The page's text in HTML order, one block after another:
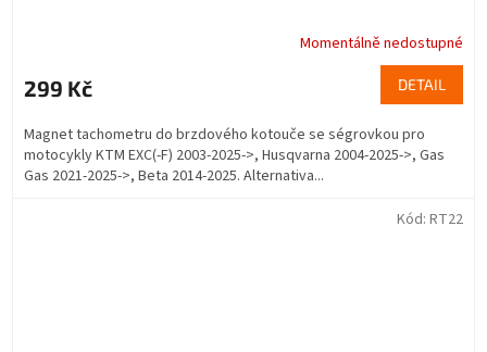
Momentálně nedostupné
299 Kč DETAIL
Magnet tachometru do brzdového kotouče se ségrovkou pro
motocykly KTM EXC(-F) 2003-2025->, Husqvarna 2004-2025->, Gas
Gas 2021-2025->, Beta 2014-2025. Alternativa...
Kód: RT22